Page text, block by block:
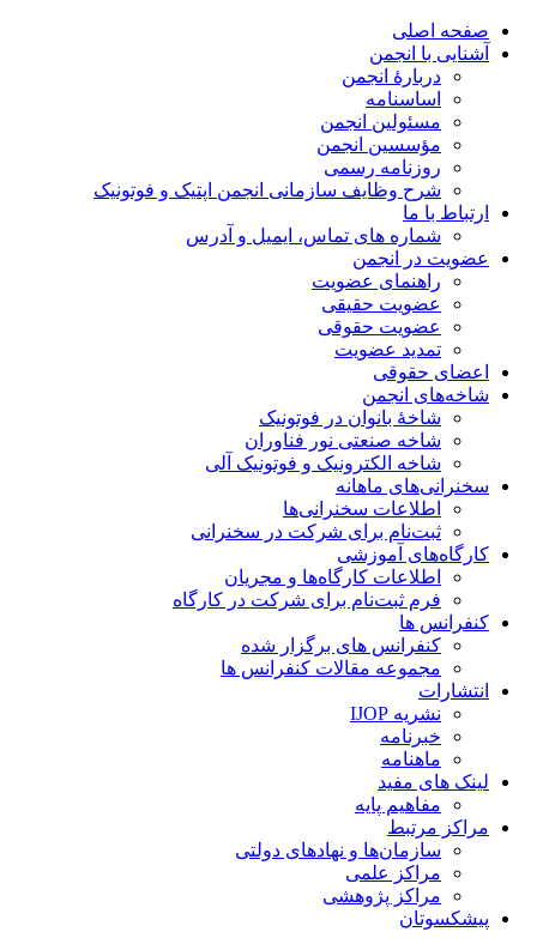
صفحه اصلی
آشنایی با انجمن
دربارۀ انجمن
اساسنامه
مسئولین انجمن
مؤسسین انجمن
روزنامه رسمی
شرح وظایف سازمانی انجمن اپتیک و فوتونیک
ارتباط با ما
شماره های تماس، ایمیل و آدرس
عضویت در انجمن
راهنمای عضویت
عضویت حقیقی
عضویت حقوقی
تمدید عضویت
اعضای حقوقی
شاخه‌های انجمن
شاخۀ بانوان در فوتونیک
شاخه صنعتی نور فناوران
شاخه‌ الکترونیک و فوتونیک آلی
سخنرانی‌های ماهانه
اطلاعات سخنرانی‌‌ها
ثبت‌نام برای شرکت در سخنرانی
کارگاه‌های آموزشی
اطلاعات کارگاه‌ها و مجریان
فرم ثبت‌نام برای شرکت در کارگاه
کنفرانس ها
کنفرانس های برگزار شده
مجموعه مقالات کنفرانس ها
انتشارات
نشریه IJOP
خبرنامه
ماهنامه
لینک های مفید
مفاهیم پایه
مراکز مرتبط
سازمان‌ها و نهادهای دولتی
مراکز علمی
مراکز پژوهشی
پیشکسوتان